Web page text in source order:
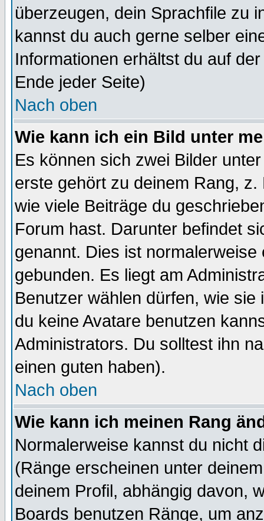
überzeugen, dein Sprachfile zu
kannst du auch gerne selber
Informationen erhältst du auf
Ende jeder Seite)
Nach oben
Wie kann ich ein Bild unter
Es können sich zwei Bilder
erste gehört zu deinem Rang,
wie viele Beiträge du
Forum hast. Darunter befindet
genannt. Dies ist
gebunden. Es liegt am
Benutzer wählen dürfen, wie
du keine Avatare benutzen
Administrators. Du solltest ihn
einen guten haben).
Nach oben
Wie kann ich meinen Rang
Normalerweise kannst du nicht
(Ränge erscheinen unter
deinem Profil, abhängig davon,
Boards benutzen Ränge, um